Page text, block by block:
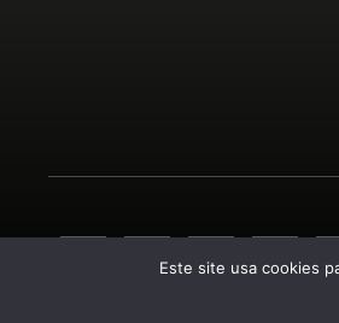
Este site usa cookies